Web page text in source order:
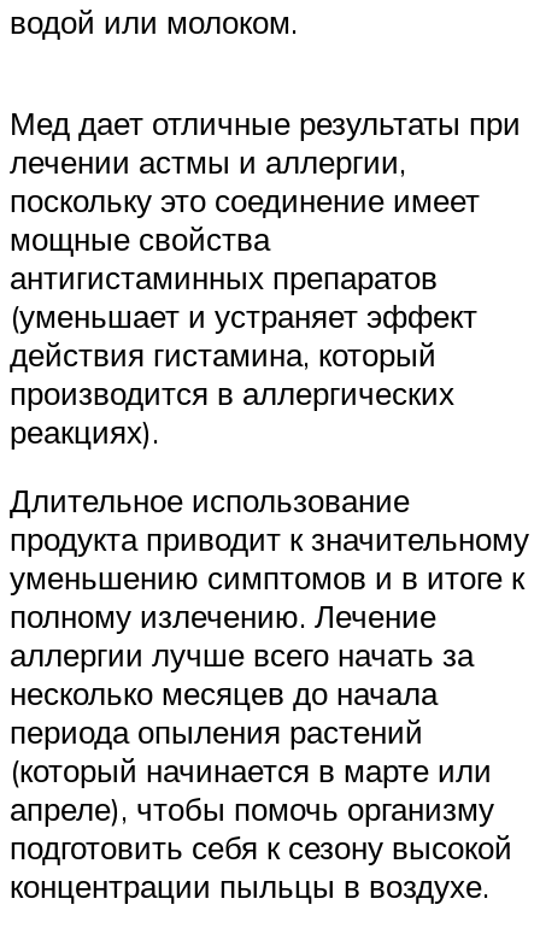
водой или молоком.
Мед дает отличные результаты при
лечении астмы и аллергии,
поскольку это соединение имеет
мощные свойства
антигистаминных препаратов
(уменьшает и устраняет эффект
действия гистамина, который
производится в аллергических
реакциях).
Длительное использование
продукта приводит к значительному
уменьшению симптомов и в итоге к
полному излечению. Лечение
аллергии лучше всего начать за
несколько месяцев до начала
периода опыления растений
(который начинается в марте или
апреле), чтобы помочь организму
подготовить себя к сезону высокой
концентрации пыльцы в воздухе.